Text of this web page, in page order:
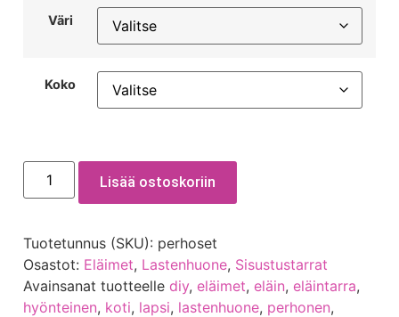
Väri
Koko
Lisää ostoskoriin
Tuotetunnus (SKU): perhoset
Osastot: Eläimet, Lastenhuone, Sisustustarrat
Avainsanat tuotteelle diy, eläimet, eläin, eläintarra,
hyönteinen, koti, lapsi, lastenhuone, perhonen,